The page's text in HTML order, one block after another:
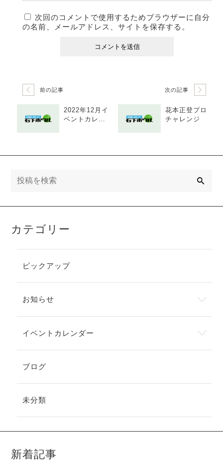
次回のコメントで使用するためブラウザーに自分
の名前、メールアドレス、サイトを保存する。
前の記事
2022年12月イ
ベントカレン
次の記事
花本正登プロ
チャレンジ
カテゴリー
ピックアップ
お知らせ
イベントカレンダー
ブログ
未分類
新着記事